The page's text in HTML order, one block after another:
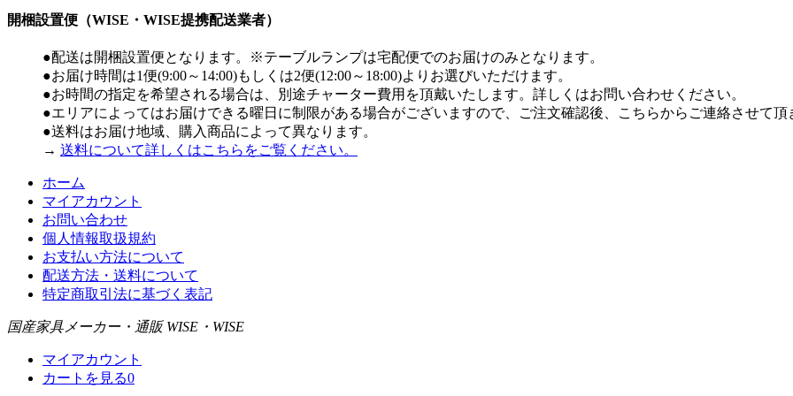
開梱設置便（WISE・WISE提携配送業者）
●配送は開梱設置便となります。※テーブルランプは宅配便でのお届けのみとなります。
●お届け時間は1便(9:00～14:00)もしくは2便(12:00～18:00)よりお選びいただけます。
●お時間の指定を希望される場合は、別途チャーター費用を頂戴いたします。詳しくはお問い合わせください。
●エリアによってはお届けできる曜日に制限がある場合がございますので、ご注文確認後、こちらからご連絡させて頂
●送料はお届け地域、購入商品によって異なります。
→ 送料について詳しくはこちらをご覧ください。
ホーム
マイアカウント
お問い合わせ
個人情報取扱規約
お支払い方法について
配送方法・送料について
特定商取引法に基づく表記
国産家具メーカー・通販 WISE・WISE
マイアカウント
カートを見る0